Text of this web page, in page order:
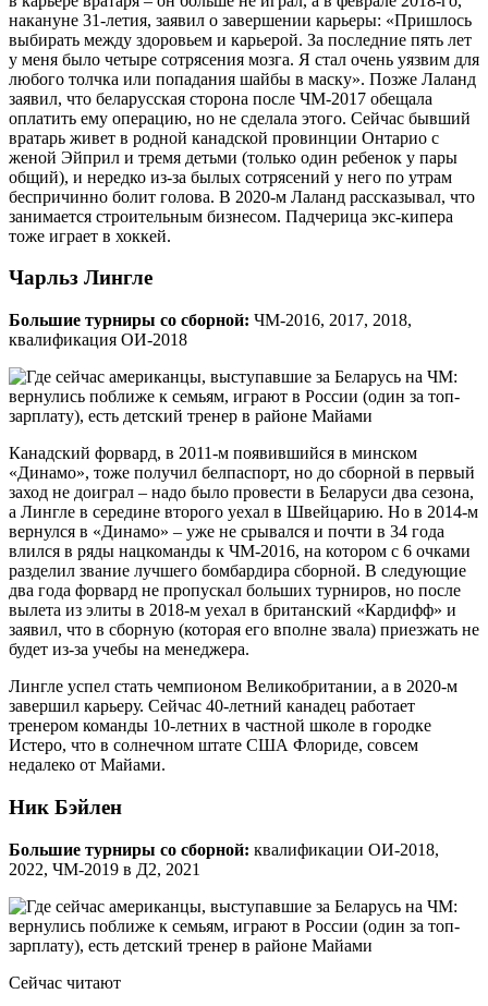
накануне 31-летия, заявил о завершении карьеры: «Пришлось
выбирать между здоровьем и карьерой. За последние пять лет
у меня было четыре сотрясения мозга. Я стал очень уязвим для
любого толчка или попадания шайбы в маску». Позже Лаланд
заявил, что беларусская сторона после ЧМ-2017 обещала
оплатить ему операцию, но не сделала этого. Сейчас бывший
вратарь живет в родной канадской провинции Онтарио с
женой Эйприл и тремя детьми (только один ребенок у пары
общий), и нередко из-за былых сотрясений у него по утрам
беспричинно болит голова. В 2020-м Лаланд рассказывал, что
занимается строительным бизнесом. Падчерица экс-кипера
тоже играет в хоккей.
Чарльз Лингле
Большие турниры со сборной: ЧМ-2016, 2017, 2018,
квалификация ОИ-2018
Канадский форвард, в 2011-м появившийся в минском
«Динамо», тоже получил белпаспорт, но до сборной в первый
заход не доиграл – надо было провести в Беларуси два сезона,
а Лингле в середине второго уехал в Швейцарию. Но в 2014-м
вернулся в «Динамо» – уже не срывался и почти в 34 года
влился в ряды нацкоманды к ЧМ-2016, на котором с 6 очками
разделил звание лучшего бомбардира сборной. В следующие
два года форвард не пропускал больших турниров, но после
вылета из элиты в 2018-м уехал в британский «Кардифф» и
заявил, что в сборную (которая его вполне звала) приезжать не
будет из-за учебы на менеджера.
Лингле успел стать чемпионом Великобритании, а в 2020-м
завершил карьеру. Сейчас 40-летний канадец работает
тренером команды 10-летних в частной школе в городке
Истеро, что в солнечном штате США Флориде, совсем
недалеко от Майами.
Ник Бэйлен
Большие турниры со сборной: квалификации ОИ-2018,
2022, ЧМ-2019 в Д2, 2021
Сейчас читают